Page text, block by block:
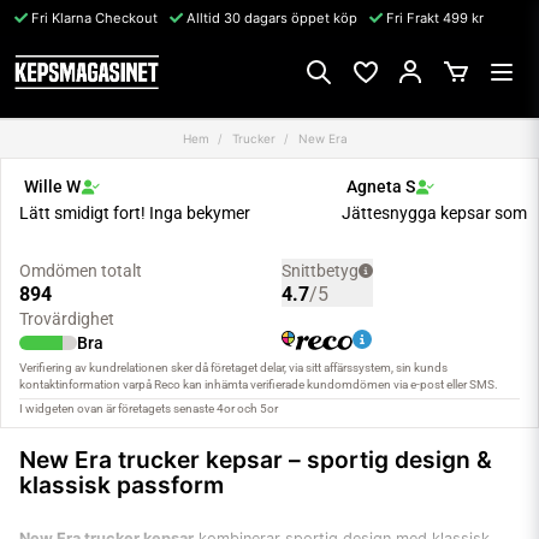
Fri Klarna Checkout Alltid 30 dagars öppet köp Fri Frakt 499 kr
Hem Trucker New Era
New Era trucker kepsar – sportig design &
klassisk passform